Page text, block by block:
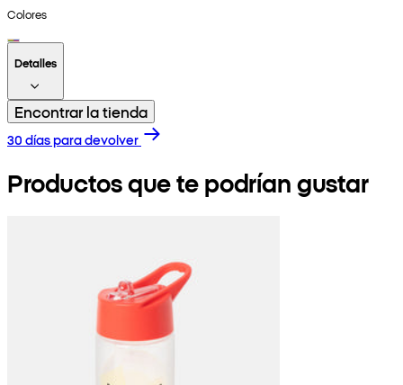
Colores
Detalles
Encontrar la tienda
30 días para devolver
Productos que te podrían gustar